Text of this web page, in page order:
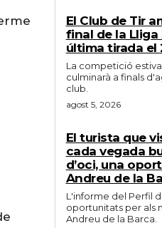
El Club de Tir
final de la
última tirada el
La competició
culminarà a finals
club.
agost 5, 2026
El turista que
cada vegada
d’oci, una
Andreu de la
L'informe del Perfil
oportunitats per als
Andreu de la Barca.